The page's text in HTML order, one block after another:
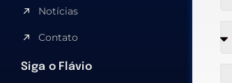
Notícias
Contato
Siga o Flávio